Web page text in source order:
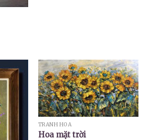
TRANH HOA
Hoa mặt trời